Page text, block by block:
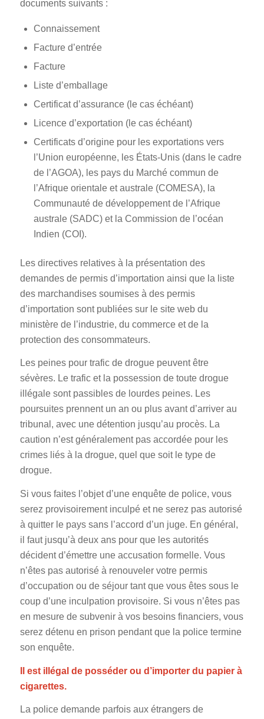
documents suivants :
Connaissement
Facture d’entrée
Facture
Liste d’emballage
Certificat d’assurance (le cas échéant)
Licence d’exportation (le cas échéant)
Certificats d’origine pour les exportations vers
l’Union européenne, les États-Unis (dans le cadre
de l’AGOA), les pays du Marché commun de
l’Afrique orientale et australe (COMESA), la
Communauté de développement de l’Afrique
australe (SADC) et la Commission de l’océan
Indien (COI).
Les directives relatives à la présentation des
demandes de permis d’importation ainsi que la liste
des marchandises soumises à des permis
d’importation sont publiées sur le site web du
ministère de l’industrie, du commerce et de la
protection des consommateurs.
Les peines pour trafic de drogue peuvent être
sévères. Le trafic et la possession de toute drogue
illégale sont passibles de lourdes peines. Les
poursuites prennent un an ou plus avant d’arriver au
tribunal, avec une détention jusqu’au procès. La
caution n’est généralement pas accordée pour les
crimes liés à la drogue, quel que soit le type de
drogue.
Si vous faites l’objet d’une enquête de police, vous
serez provisoirement inculpé et ne serez pas autorisé
à quitter le pays sans l’accord d’un juge. En général,
il faut jusqu’à deux ans pour que les autorités
décident d’émettre une accusation formelle. Vous
n’êtes pas autorisé à renouveler votre permis
d’occupation ou de séjour tant que vous êtes sous le
coup d’une inculpation provisoire. Si vous n’êtes pas
en mesure de subvenir à vos besoins financiers, vous
serez détenu en prison pendant que la police termine
son enquête.
Il est illégal de posséder ou d’importer du papier à
cigarettes.
La police demande parfois aux étrangers de